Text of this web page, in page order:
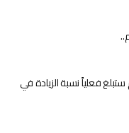
فعلياً نسبة الزيادة في